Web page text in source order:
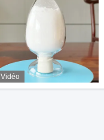
Vidéo